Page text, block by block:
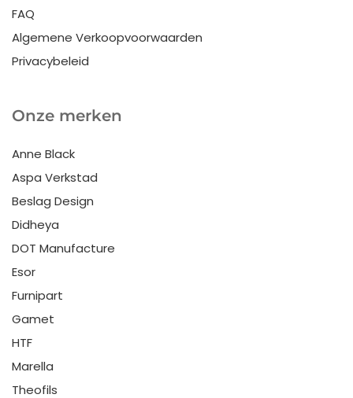
FAQ
Algemene Verkoopvoorwaarden
Privacybeleid
Onze merken
Anne Black
Aspa Verkstad
Beslag Design
Didheya
DOT Manufacture
Esor
Furnipart
Gamet
HTF
Marella
Theofils